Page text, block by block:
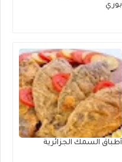
بوري
أطباق السمك الجزائرية